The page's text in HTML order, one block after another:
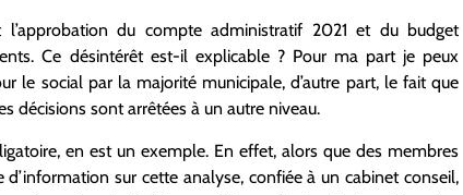
du compte administratif 2021 et du budget
Ce désintérêt est-il explicable ? Pour ma part je peux
le social par la majorité municipale, d’autre part, le fait que
décisions sont arrêtées à un autre niveau.
en est un exemple. En effet, alors que des membres
sur cette analyse, confiée à un cabinet conseil,